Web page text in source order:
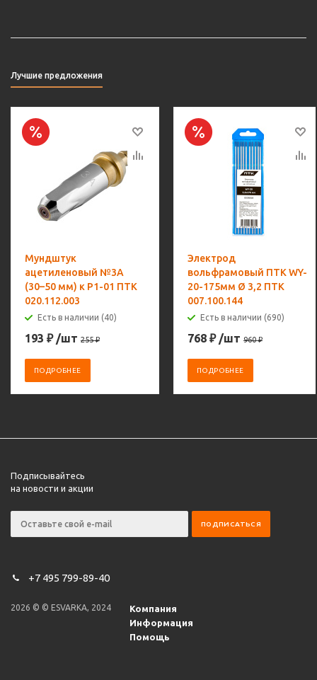
Лучшие предложения
Мундштук
ацетиленовый №3А
(30–50 мм) к Р1-01 ПТК
020.112.003
Есть в наличии (40)
193 ₽ /шт 255₽
ПОДРОБНЕЕ
Электрод
вольфрамовый ПТК WY-
20-175мм Ø 3,2 ПТК
007.100.144
Есть в наличии (690)
768 ₽ /шт 960₽
ПОДРОБНЕЕ
Подписывайтесь
на новости и акции
+7 495 799-89-40
2026 © © ESVARKA, 2024
Компания
Информация
Помощь